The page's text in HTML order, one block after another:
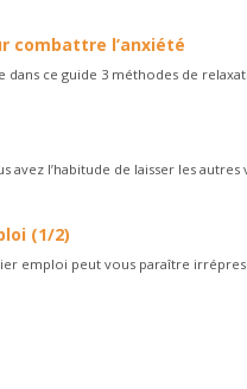
combattre l’anxiété
ce guide 3 méthodes de
avez l’habitude de laisser les autres
(1/2)
emploi peut vous paraître